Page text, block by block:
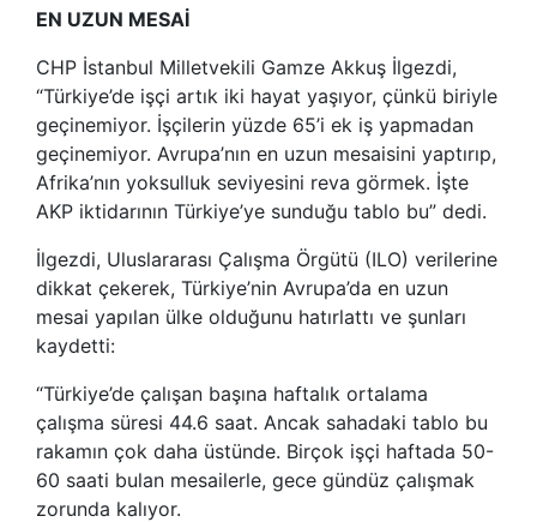
EN UZUN MESAİ
CHP İstanbul Milletvekili Gamze Akkuş İlgezdi,
“Türkiye’de işçi artık iki hayat yaşıyor, çünkü biriyle
geçinemiyor. İşçilerin yüzde 65’i ek iş yapmadan
geçinemiyor. Avrupa’nın en uzun mesaisini yaptırıp,
Afrika’nın yoksulluk seviyesini reva görmek. İşte
AKP iktidarının Türkiye’ye sunduğu tablo bu” dedi.
İlgezdi, Uluslararası Çalışma Örgütü (ILO) verilerine
dikkat çekerek, Türkiye’nin Avrupa’da en uzun
mesai yapılan ülke olduğunu hatırlattı ve şunları
kaydetti:
“Türkiye’de çalışan başına haftalık ortalama
çalışma süresi 44.6 saat. Ancak sahadaki tablo bu
rakamın çok daha üstünde. Birçok işçi haftada 50-
60 saati bulan mesailerle, gece gündüz çalışmak
zorunda kalıyor.